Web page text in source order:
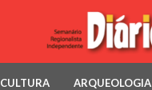
CULTURA ARQUEOLOGIA